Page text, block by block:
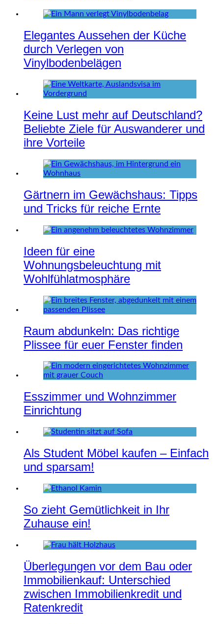
Elegantes Aussehen der Küche
durch Verlegen von
Vinylbodenbelägen
Keine Lust mehr auf Deutschland?
Beliebte Ziele für Auswanderer und
ihre Vorteile
Gärtnern im Gewächshaus: Tipps
und Tricks für reiche Ernte
Ideen für eine
Wohnungsbeleuchtung mit
Wohlfühlatmosphäre
Raum abdunkeln: Das richtige
Plissee für euer Fenster finden
Esszimmer und Wohnzimmer
Einrichtung
Als Student Möbel kaufen – Einfach
und sparsam!
So zieht Gemütlichkeit in Ihr
Zuhause ein!
Überlegungen vor dem Bau oder
Immobilienkauf: Unterschied
zwischen Immobilienkredit und
Ratenkredit